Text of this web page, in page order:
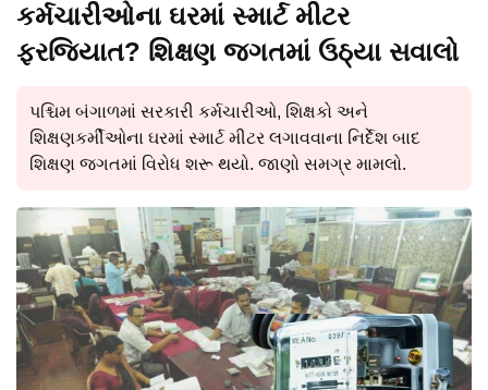
કર્મચારીઓના ઘરમાં સ્માર્ટ મીટર
ફરજિયાત? શિક્ષણ જગતમાં ઉઠ્યા સવાલો
પશ્ચિમ બંગાળમાં સરકારી કર્મચારીઓ, શિક્ષકો અને
શિક્ષણકર્મીઓના ઘરમાં સ્માર્ટ મીટર લગાવવાના નિર્દેશ બાદ
શિક્ષણ જગતમાં વિરોધ શરૂ થયો. જાણો સમગ્ર મામલો.